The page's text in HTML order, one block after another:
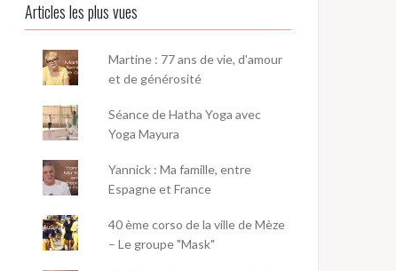
Articles les plus vues
Martine : 77 ans de vie, d'amour
et de générosité
Séance de Hatha Yoga avec
Yoga Mayura
Yannick : Ma famille, entre
Espagne et France
40 ème corso de la ville de Mèze
– Le groupe "Mask"